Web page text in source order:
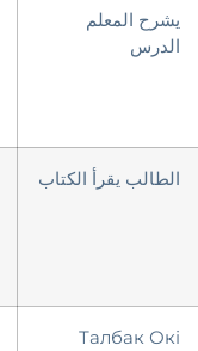
يشرح المعلم
الدرس
الطالب يقرأ الكتاب
Талбак Окі